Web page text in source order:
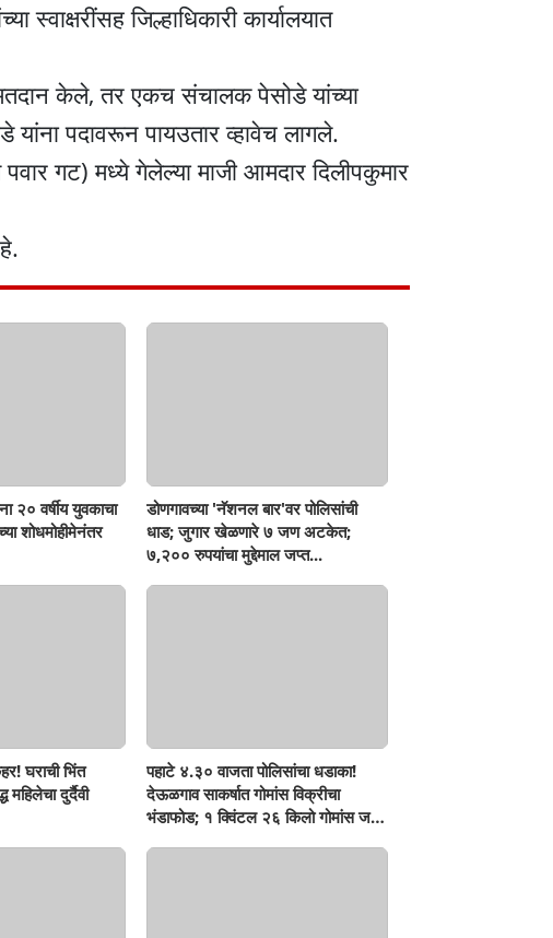
स्वाक्षरींसह जिल्हाधिकारी कार्यालयात
मतदान केले, तर एकच संचालक पेसोडे यांच्या
पदावरून पायउतार व्हावेच लागले.
पवार गट) मध्ये गेलेल्या माजी आमदार दिलीपकुमार
२० वर्षीय युवकाचा
शोधमोहीमेनंतर
डोणगावच्या 'नॅशनल बार'वर पोलिसांची
धाड; जुगार खेळणारे ७ जण अटकेत;
७,२०० रुपयांचा मुद्देमाल जप्त...
घराची भिंत
महिलेचा दुर्दैवी
पहाटे ४.३० वाजता पोलिसांचा धडाका!
देऊळगाव साकर्षात गोमांस विक्रीचा
भंडाफोड; १ क्विंटल २६ किलो गोमांस जप्त,